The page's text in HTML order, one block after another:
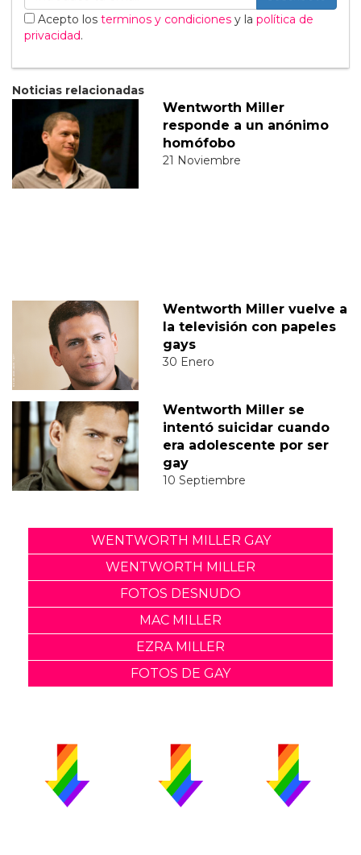
Acepto los terminos y condiciones y la política de
privacidad.
Noticias relacionadas
Wentworth Miller
responde a un anónimo
homófobo
21 Noviembre
Wentworth Miller vuelve a
la televisión con papeles
gays
30 Enero
Wentworth Miller se
intentó suicidar cuando
era adolescente por ser
gay
10 Septiembre
WENTWORTH MILLER GAY
WENTWORTH MILLER
FOTOS DESNUDO
MAC MILLER
EZRA MILLER
FOTOS DE GAY